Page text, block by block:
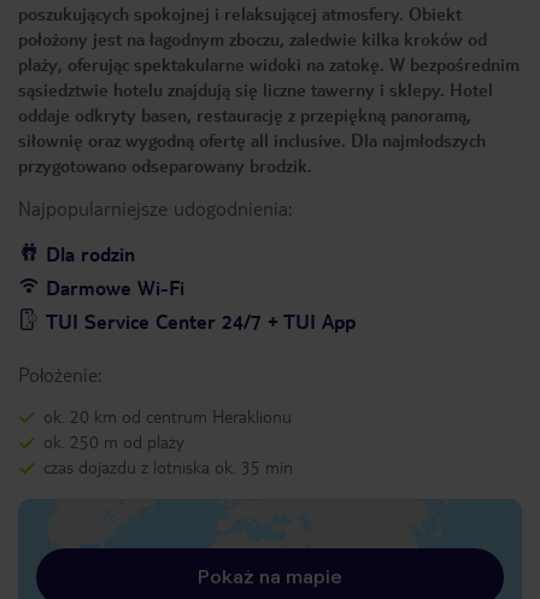
poszukujących spokojnej i relaksującej atmosfery. Obiekt
położony jest na łagodnym zboczu, zaledwie kilka kroków od
plaży, oferując spektakularne widoki na zatokę. W bezpośrednim
sąsiedztwie hotelu znajdują się liczne tawerny i sklepy. Hotel
oddaje odkryty basen, restaurację z przepiękną panoramą,
siłownię oraz wygodną ofertę all inclusive. Dla najmłodszych
przygotowano odseparowany brodzik.
Najpopularniejsze udogodnienia:
Dla rodzin
Darmowe Wi-Fi
TUI Service Center 24/7 + TUI App
Położenie:
ok. 20 km od centrum Heraklionu
ok. 250 m od plaży
czas dojazdu z lotniska ok. 35 min
Pokaż na mapie